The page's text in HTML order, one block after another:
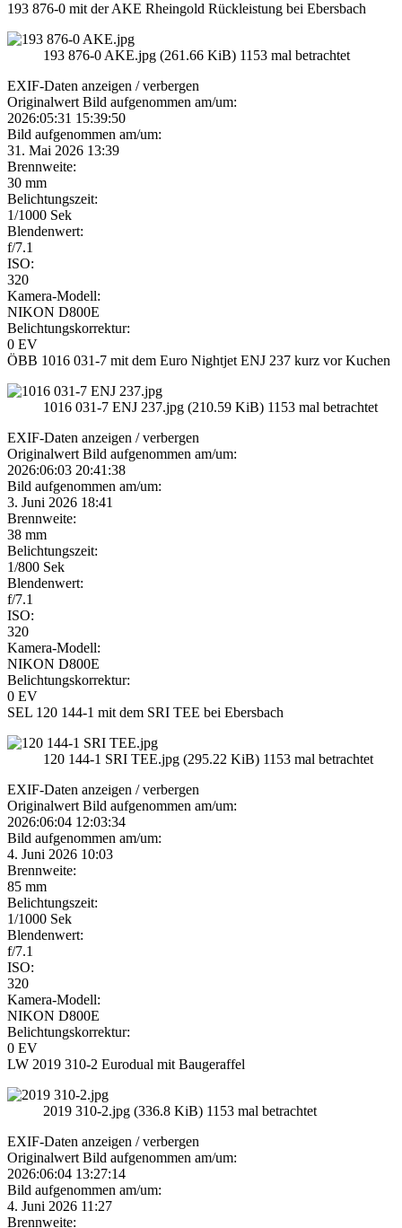
193 876-0 mit der AKE Rheingold Rückleistung bei Ebersbach
193 876-0 AKE.jpg (261.66 KiB) 1153 mal betrachtet
EXIF-Daten anzeigen / verbergen
Originalwert Bild aufgenommen am/um:
2026:05:31 15:39:50
Bild aufgenommen am/um:
31. Mai 2026 13:39
Brennweite:
30 mm
Belichtungszeit:
1/1000 Sek
Blendenwert:
f/7.1
ISO:
320
Kamera-Modell:
NIKON D800E
Belichtungskorrektur:
0 EV
ÖBB 1016 031-7 mit dem Euro Nightjet ENJ 237 kurz vor Kuchen
1016 031-7 ENJ 237.jpg (210.59 KiB) 1153 mal betrachtet
EXIF-Daten anzeigen / verbergen
Originalwert Bild aufgenommen am/um:
2026:06:03 20:41:38
Bild aufgenommen am/um:
3. Juni 2026 18:41
Brennweite:
38 mm
Belichtungszeit:
1/800 Sek
Blendenwert:
f/7.1
ISO:
320
Kamera-Modell:
NIKON D800E
Belichtungskorrektur:
0 EV
SEL 120 144-1 mit dem SRI TEE bei Ebersbach
120 144-1 SRI TEE.jpg (295.22 KiB) 1153 mal betrachtet
EXIF-Daten anzeigen / verbergen
Originalwert Bild aufgenommen am/um:
2026:06:04 12:03:34
Bild aufgenommen am/um:
4. Juni 2026 10:03
Brennweite:
85 mm
Belichtungszeit:
1/1000 Sek
Blendenwert:
f/7.1
ISO:
320
Kamera-Modell:
NIKON D800E
Belichtungskorrektur:
0 EV
LW 2019 310-2 Eurodual mit Baugeraffel
2019 310-2.jpg (336.8 KiB) 1153 mal betrachtet
EXIF-Daten anzeigen / verbergen
Originalwert Bild aufgenommen am/um:
2026:06:04 13:27:14
Bild aufgenommen am/um:
4. Juni 2026 11:27
Brennweite: